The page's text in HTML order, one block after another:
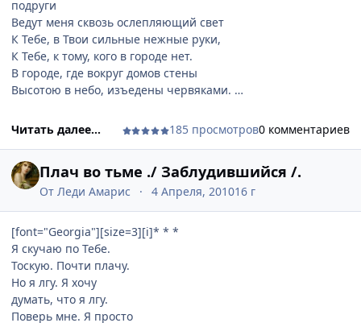
подруги
Ведут меня сквозь ослепляющий свет
К Тебе, в Твои сильные нежные руки,
К Тебе, к тому, кого в городе нет.
В городе, где вокруг домов стены
Высотою в небо, изъедены червяками.
Запечные боги с дохлыми пауками.
Свет пронзает. Грязь в землю уходит.
Я иду. К Тебе. - Жадно, неутомимо.
Боль и Страх к Твоей Тьме меня проводят,
Моя жажда Тебя так неутолима!
Я иду. К Тебе. - Прохода не видно.
Дорога верна... Ничего не пойму.
Я чиста душою, лишь немного обидно
Очищенной Светом входить во Тьму.
.............................................................................[/i][/size][/font]
Читать далее... 185 просмотров0 комментариев
Плач во тьме ./ Заблудившийся /.
От Леди Амарис 4 Апреля, 201016 г
[font="Georgia"][size=3][i]* * *
Я скучаю по Тебе.
Тоскую. Почти плачу.
Но я лгу. Я хочу
думать, что я лгу.
Поверь мне. Я просто